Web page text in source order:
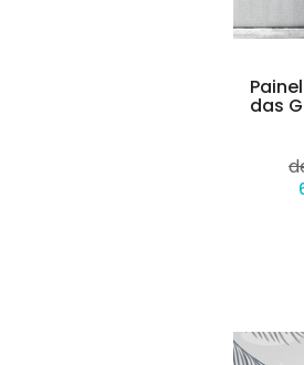
das